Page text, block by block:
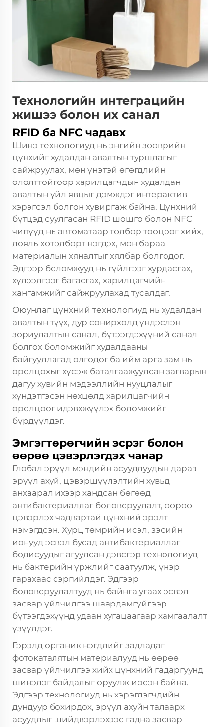
Технологийн интеграцийн
жишээ болон их санал
RFID ба NFC чадавх
Шинэ технологиуд нь энгийн зөөврийн
цүнхийг худалдан авалтын туршлагыг
сайжруулах, мөн үнэтэй өгөгдлийн
ололттойгоор харилцагчдын худалдан
авалтын үйл явцыг дэмждэг интерактив
хэрэгсэл болгон хувиргаж байна. Цүнхний
бүтцэд суулгасан RFID шошго болон NFC
чипүүд нь автоматаар төлбөр тооцоог хийх,
лояль хөтөлбөрт нэгдэх, мөн бараа
материалын хяналтыг хялбар болгодог.
Эдгээр боломжууд нь гүйлгээг хурдасгах,
хүлээлгээг багасгах, харилцагчийн
хангамжийг сайжруулахад тусалдаг.
Оюунлаг цүнхний технологиуд нь худалдан
авалтын түүх, дур сонирхолд үндэслэн
зориулалтын санал, бүтээгдэхүүний санал
болгох боломжийг худалдааны
байгууллагад олгодог ба ийм арга зам нь
оролцохыг хүсэж баталгаажуулсан загварын
дагуу хувийн мэдээллийн нууцлалыг
хүндэтгэсэн нөхцөлд харилцагчийн
оролцоог идэвхжүүлэх боломжийг
бүрдүүлдэг.
Эмгэгтөрөгчийн эсрэг болон
өөрөө цэвэрлэгдэх чанар
Глобал эрүүл мэндийн асуудлуудын дараа
эрүүл ахуй, цэвэршүүлэлтийн хувьд
анхаарал ихээр хандсан бөгөөд
антибактериаллаг боловсруулалт, өөрөө
цэвэрлэх чадвартай цүнхний эрэлт
нэмэгдсэн. Хурц төмрийн исэл, зэсийн
ионууд эсвэл бусад антибактериаллаг
бодисуудыг агуулсан дэвсгэр технологиуд
нь бактерийн үржлийг саатуулж, үнэр
гарахаас сэргийлдэг. Эдгээр
боловсруулалтууд нь байнга угаах эсвэл
засвар үйлчилгээ шаардамгүйгээр
бүтээгдэхүүнд удаан хугацаагаар хамгаалалт
үзүүлдэг.
Гэрэлд органик нэгдлийг задладаг
фотокаталятын материалууд нь өөрөө
засвар үйлчилгээ хийх цүнхний гадаргуунд
шинэлэг байдалыг оруулж ирсэн байна.
Эдгээр технологиуд нь хэрэглэгчдийн
дундуур бохирдох, эрүүл ахуйн талаарх
асуудлыг шийдвэрлэхээс гадна засвар